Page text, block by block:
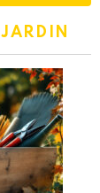
JARDIN